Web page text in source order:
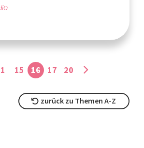
1 15 16 17 20
zurück zu Themen A-Z